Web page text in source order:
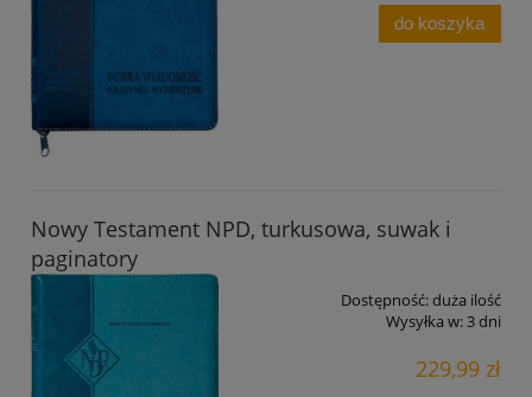
do koszyka
Nowy Testament NPD, turkusowa, suwak i
paginatory
Dostępność:duża ilość
Wysyłka w:3 dni
229,99 zł